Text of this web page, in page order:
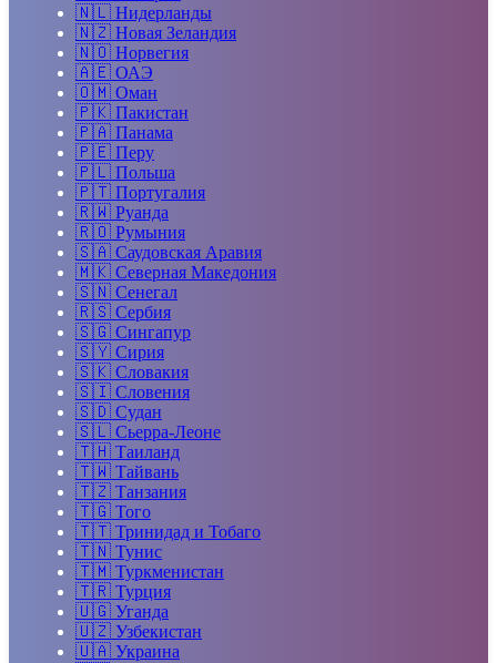
🇳🇱 Нидерланды
🇳🇿 Новая Зеландия
🇳🇴 Норвегия
🇦🇪 ОАЭ
🇴🇲 Оман
🇵🇰 Пакистан
🇵🇦 Панама
🇵🇪 Перу
🇵🇱 Польша
🇵🇹 Португалия
🇷🇼 Руанда
🇷🇴 Румыния
🇸🇦 Саудовская Аравия
🇲🇰 Северная Македония
🇸🇳 Сенегал
🇷🇸 Сербия
🇸🇬 Сингапур
🇸🇾 Сирия
🇸🇰 Словакия
🇸🇮 Словения
🇸🇩 Судан
🇸🇱 Сьерра-Леоне
🇹🇭 Таиланд
🇹🇼 Тайвань
🇹🇿 Танзания
🇹🇬 Того
🇹🇹 Тринидад и Тобаго
🇹🇳 Тунис
🇹🇲 Туркменистан
🇹🇷 Турция
🇺🇬 Уганда
🇺🇿 Узбекистан
🇺🇦 Украина